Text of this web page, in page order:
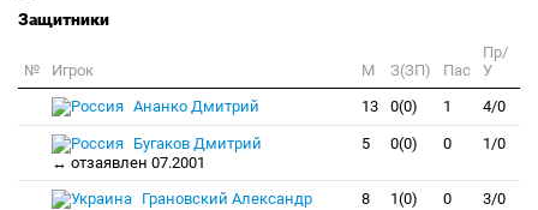
Защитники
№ Игрок M З(ЗП) Пас
Пр/
У
Ананко Дмитрий
13 0(0) 1 4/0
Бугаков Дмитрий
↔ отзаявлен 07.2001
5 0(0) 0 1/0
Грановский Александр 8 1(0) 0 3/0